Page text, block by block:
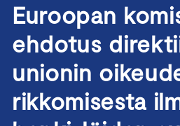
Euroopan
ehdotus
unionin
rikkomisesta